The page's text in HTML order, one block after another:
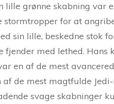
grønne skabning var
for at
sin lille, beskedne stok
med lethed. Hans
en af de mest
​​de mest magtfulde
svage skabninger